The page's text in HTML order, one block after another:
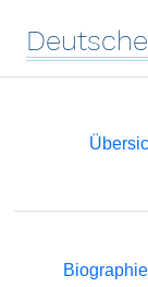
Deutsche
Biographie